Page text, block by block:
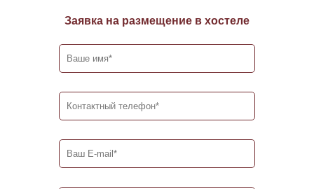
Заявка на размещение в хостеле